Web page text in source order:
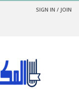
SIGN IN / JOIN